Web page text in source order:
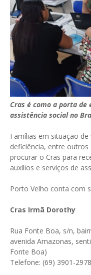
Cras é como a porta de
assistência social no
Famílias em situação
deficiência, entre
procurar o Cras para
auxílios e serviços de
Porto Velho conta com
Cras Irmã Dorothy
Rua Fonte Boa, s/n,
avenida Amazonas,
Fonte Boa)
Telefone: (69) 3901-